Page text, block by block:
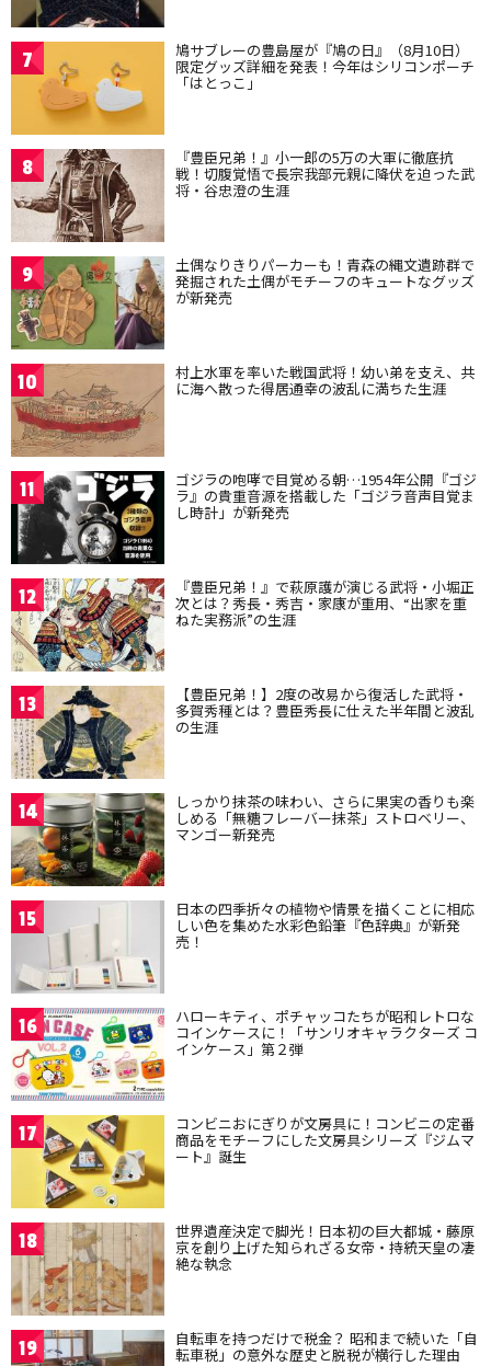
7 鳩サブレーの豊島屋が『鳩の日』（8月10日）
限定グッズ詳細を発表！今年はシリコンポーチ
「はとっこ」
8 『豊臣兄弟！』小一郎の5万の大軍に徹底抗
戦！切腹覚悟で長宗我部元親に降伏を迫った武
将・谷忠澄の生涯
9 土偶なりきりパーカーも！青森の縄文遺跡群で
発掘された土偶がモチーフのキュートなグッズ
が新発売
10 村上水軍を率いた戦国武将！幼い弟を支え、共
に海へ散った得居通幸の波乱に満ちた生涯
11 ゴジラの咆哮で目覚める朝…1954年公開『ゴジ
ラ』の貴重音源を搭載した「ゴジラ音声目覚ま
し時計」が新発売
12 『豊臣兄弟！』で萩原護が演じる武将・小堀正
次とは？秀長・秀吉・家康が重用、“出家を重
ねた実務派”の生涯
13 【豊臣兄弟！】2度の改易から復活した武将・
多賀秀種とは？豊臣秀長に仕えた半年間と波乱
の生涯
14 しっかり抹茶の味わい、さらに果実の香りも楽
しめる「無糖フレーバー抹茶」ストロベリー、
マンゴー新発売
15 日本の四季折々の植物や情景を描くことに相応
しい色を集めた水彩色鉛筆『色辞典』が新発
売！
16 ハローキティ、ポチャッコたちが昭和レトロな
コインケースに！「サンリオキャラクターズ コ
インケース」第２弾
17 コンビニおにぎりが文房具に！コンビニの定番
商品をモチーフにした文房具シリーズ『ジムマ
ート』誕生
18 世界遺産決定で脚光！日本初の巨大都城・藤原
京を創り上げた知られざる女帝・持統天皇の凄
絶な執念
19 自転車を持つだけで税金？ 昭和まで続いた「自
転車税」の意外な歴史と脱税が横行した理由